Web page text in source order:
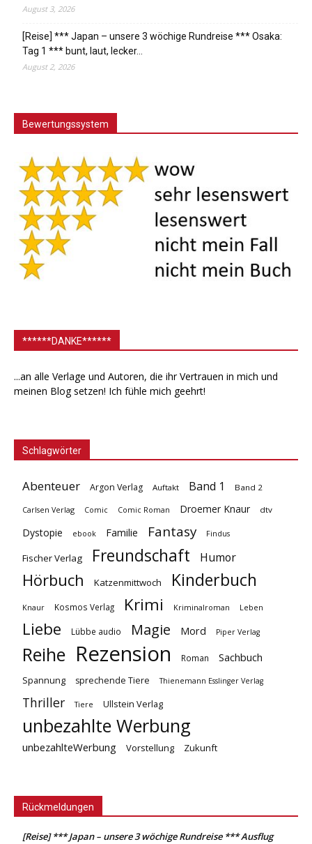
August 3, 2026
[Reise] *** Japan – unsere 3 wöchige Rundreise *** Osaka:
Tag 1 *** bunt, laut, lecker…
August 2, 2026
Bewertungssystem
******DANKE******
...an alle Verlage und Autoren, die ihr Vertrauen in mich und
meinen Blog setzen! Ich fühle mich geehrt!
Schlagwörter
Abenteuer Argon Verlag Auftakt Band 1 Band 2
Carlsen Verlag Comic Comic Roman Droemer Knaur dtv
Dystopie ebook Familie Fantasy Findus
Fischer Verlag Freundschaft Humor
Hörbuch Katzenmittwoch Kinderbuch
Knaur Kosmos Verlag Krimi Kriminalroman Leben
Liebe Lübbe audio Magie Mord Piper Verlag
Reihe Rezension Roman Sachbuch
Spannung sprechende Tiere Thienemann Esslinger Verlag
Thriller Tiere Ullstein Verlag
unbezahlte Werbung
unbezahlteWerbung Vorstellung Zukunft
Rückmeldungen
[Reise] *** Japan – unsere 3 wöchige Rundreise *** Ausflug